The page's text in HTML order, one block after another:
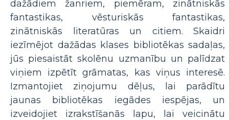
dažādiem žanriem, piemēram, zinātniskās
fantastikas, vēsturiskās fantastikas,
zinātniskās literatūras un citiem. Skaidri
iezīmējot dažādas klases bibliotēkas sadaļas,
jūs piesaistāt skolēnu uzmanību un palīdzat
viņiem izpētīt grāmatas, kas viņus interesē.
Izmantojiet ziņojumu dēļus, lai parādītu
jaunas bibliotēkas iegādes iespējas, un
izveidojiet izrakstīšanās lapu, lai veicinātu